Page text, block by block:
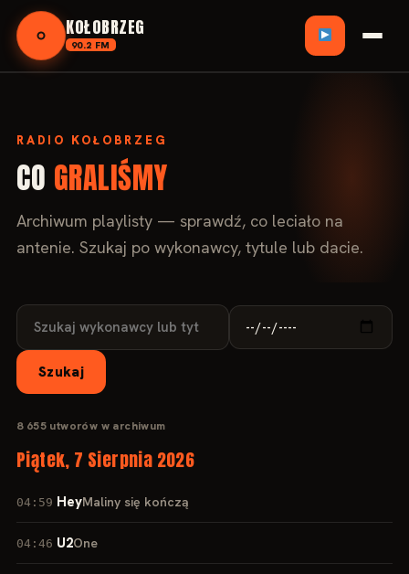
KOŁOBRZEG
90.2 FM
Reklama
Giełda Pracy
Program
RADIO KOŁOBRZEG
CO GRALIŚMY
Archiwum playlisty — sprawdź, co leciało na
antenie. Szukaj po wykonawcy, tytule lub dacie.
Szukaj
8 655 utworów w archiwum
Piątek, 7 Sierpnia 2026
04:59 HeyMaliny się kończą
04:46 U2One